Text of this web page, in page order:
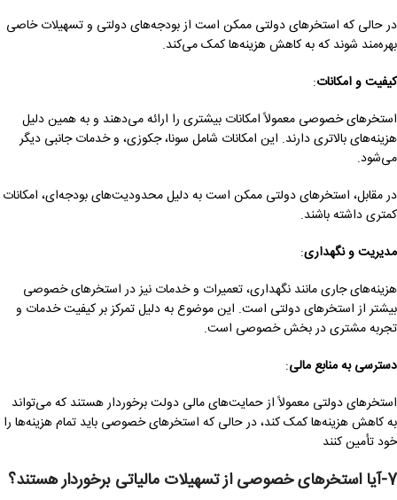
در حالی که استخرهای دولتی ممکن است از بودجه‌های دولتی و تسهیلات خاصی
بهره‌مند شوند که به کاهش هزینه‌ها کمک می‌کند.
کیفیت و امکانات:
استخرهای خصوصی معمولاً امکانات بیشتری را ارائه می‌دهند و به همین دلیل
هزینه‌های بالاتری دارند. این امکانات شامل سونا، جکوزی، و خدمات جانبی دیگر
می‌شود.
در مقابل، استخرهای دولتی ممکن است به دلیل محدودیت‌های بودجه‌ای، امکانات
کمتری داشته باشند.
مدیریت و نگهداری:
هزینه‌های جاری مانند نگهداری، تعمیرات و خدمات نیز در استخرهای خصوصی
بیشتر از استخرهای دولتی است. این موضوع به دلیل تمرکز بر کیفیت خدمات و
تجربه مشتری در بخش خصوصی است.
دسترسی به منابع مالی:
استخرهای دولتی معمولاً از حمایت‌های مالی دولت برخوردار هستند که می‌تواند
به کاهش هزینه‌ها کمک کند، در حالی که استخرهای خصوصی باید تمام هزینه‌ها را
خود تأمین کنند
7-آیا استخرهای خصوصی از تسهیلات مالیاتی برخوردار هستند؟